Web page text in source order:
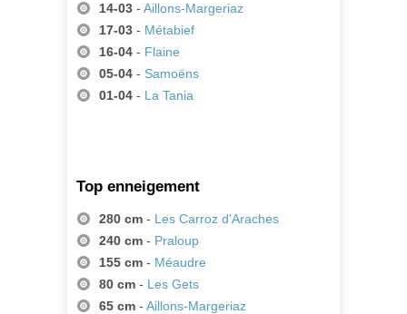
14-03 - Aillons-Margeriaz
17-03 - Métabief
16-04 - Flaine
05-04 - Samoëns
01-04 - La Tania
Top enneigement
280 cm - Les Carroz d'Araches
240 cm - Praloup
155 cm - Méaudre
80 cm - Les Gets
65 cm - Aillons-Margeriaz